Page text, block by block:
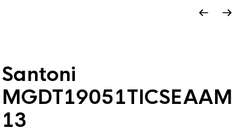
Santoni
MGDT19051TICSEAAM
13